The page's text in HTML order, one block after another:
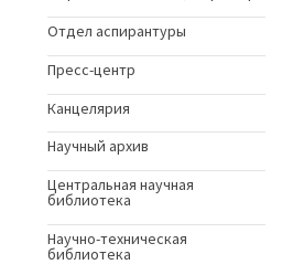
Отдел аспирантуры
Пресс-центр
Канцелярия
Научный архив
Центральная научная
библиотека
Научно-техническая
библиотека